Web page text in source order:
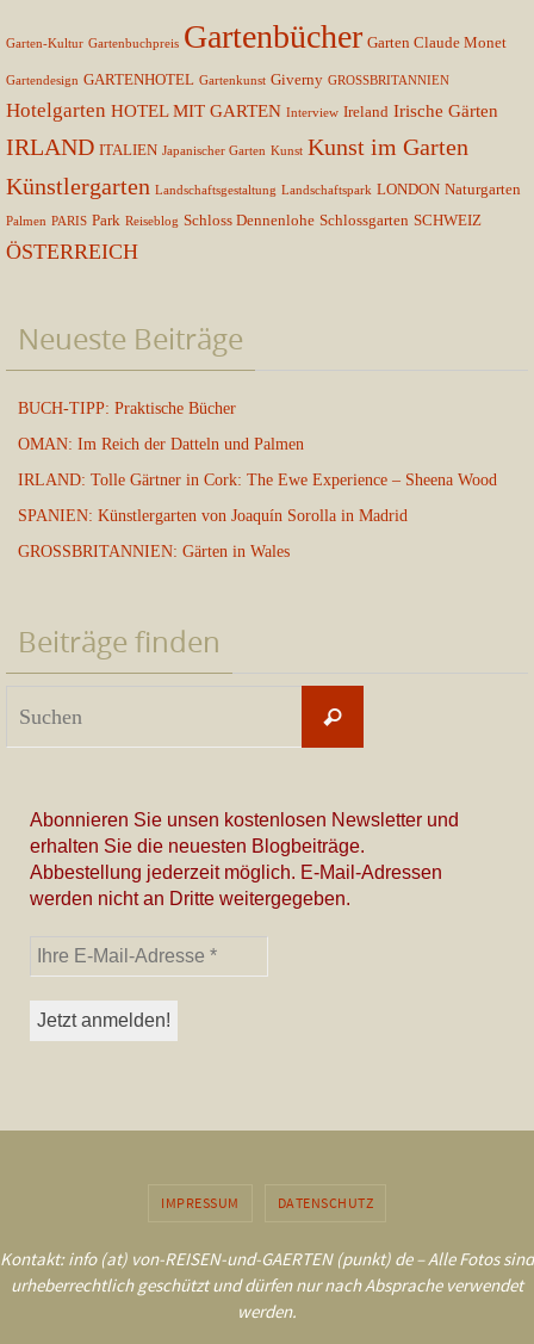
Garten-Kultur Gartenbuchpreis Gartenbücher Garten Claude Monet
Gartendesign GARTENHOTEL Gartenkunst Giverny GROSSBRITANNIEN
Hotelgarten HOTEL MIT GARTEN Interview Ireland Irische Gärten
IRLAND ITALIEN Japanischer Garten Kunst Kunst im Garten
Künstlergarten Landschaftsgestaltung Landschaftspark LONDON Naturgarten
Palmen PARIS Park Reiseblog Schloss Dennenlohe Schlossgarten SCHWEIZ
ÖSTERREICH
Neueste Beiträge
BUCH-TIPP: Praktische Bücher
OMAN: Im Reich der Datteln und Palmen
IRLAND: Tolle Gärtner in Cork: The Ewe Experience – Sheena Wood
SPANIEN: Künstlergarten von Joaquín Sorolla in Madrid
GROSSBRITANNIEN: Gärten in Wales
Beiträge finden
Suchen
Abonnieren Sie unsen kostenlosen Newsletter und
erhalten Sie die neuesten Blogbeiträge.
Abbestellung jederzeit möglich. E-Mail-Adressen
werden nicht an Dritte weitergegeben.
IMPRESSUM DATENSCHUTZ
Kontakt: info (at) von-REISEN-und-GAERTEN (punkt) de – Alle Fotos sind
urheberrechtlich geschützt und dürfen nur nach Absprache verwendet
werden.